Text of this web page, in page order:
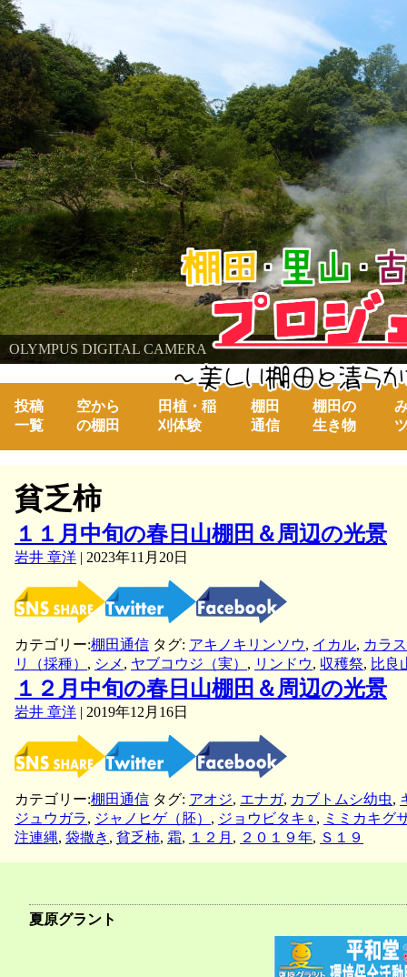
OLYMPUS DIGITAL CAMERA
～美しい棚田の自然と古代米～
棚田・里山・古代米・鮒プロジェクト
投稿
一覧
空から
の棚田
田植・稲
刈体験
棚田
通信
棚田の
生き物
貧乏柿
１１月中旬の春日山棚田＆周辺の光景
岩井 章洋 | 2023年11月20日
カテゴリー:棚田通信 タグ: アキノキリンソウ, イカル, カラ
リ（採種） , シメ , ヤブコウジ（実） , リンドウ, 収穫祭, 比良
１２月中旬の春日山棚田＆周辺の光景
岩井 章洋 | 2019年12月16日
カテゴリー:棚田通信 タグ: アオジ, エナガ, カブトムシ幼虫,
ジュウガラ, ジャノヒゲ（胚） , ジョウビタキ♀ , ミミカキグ
注連縄, 袋撒き , 貧乏柿, 霜, １２月 , ２０１９年, Ｓ１９
夏原グラント